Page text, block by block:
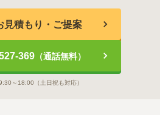
見積もり・ご提案
369（通話無料）
～18:00 （土日祝も対応）